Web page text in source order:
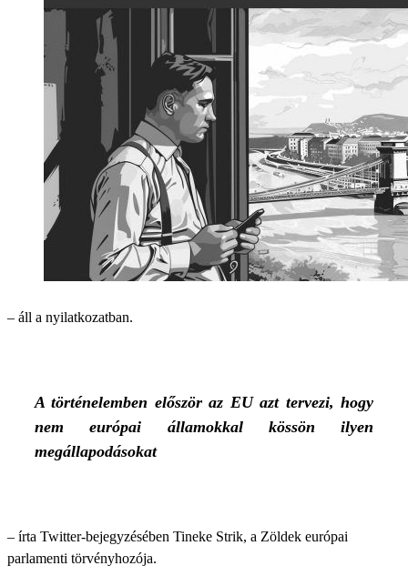
– áll a nyilatkozatban.
A történelemben először az EU azt tervezi, hogy
nem európai államokkal kössön ilyen
megállapodásokat
– írta Twitter-bejegyzésében Tineke Strik, a Zöldek európai
parlamenti törvényhozója.